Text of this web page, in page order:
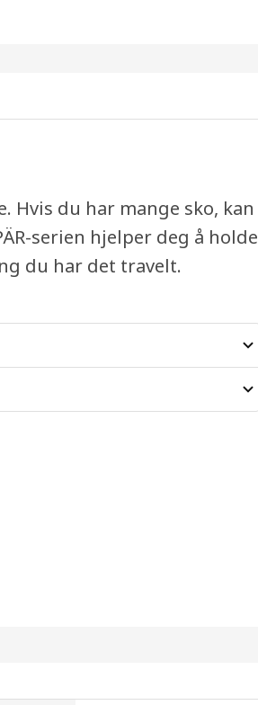
Hvis du har mange sko, kan
serien hjelper deg å holde
du har det travelt.